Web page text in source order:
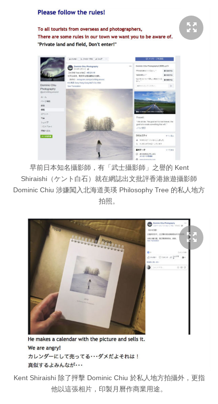
早前日本知名攝影師，有「武士攝影師」之譽的 Kent
Shiraishi（ケント白石）就在網誌出文批評香港旅遊攝影師
Dominic Chiu 涉嫌闖入北海道美瑛 Philosophy Tree 的私人地方
拍照。
Kent Shiraishi 除了抨擊 Dominic Chiu 於私人地方拍攝外，更指
他以這張相片，印製月曆作商業用途。